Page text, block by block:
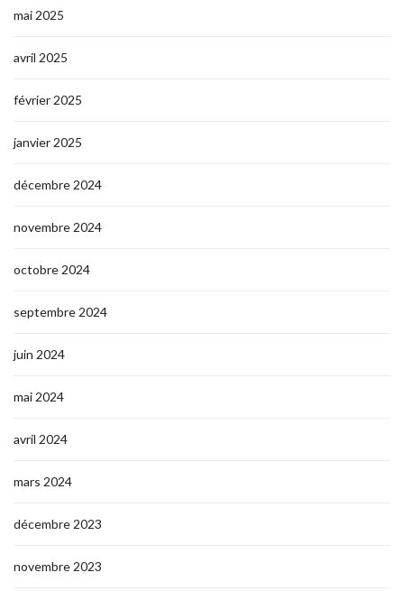
mai 2025
avril 2025
février 2025
janvier 2025
décembre 2024
novembre 2024
octobre 2024
septembre 2024
juin 2024
mai 2024
avril 2024
mars 2024
décembre 2023
novembre 2023